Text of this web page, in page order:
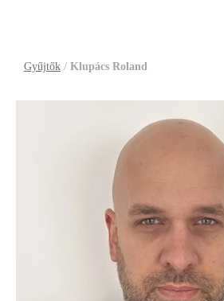
Gyűjtők / Klupács Roland